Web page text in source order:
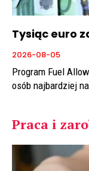
Tysiąc euro
2026-08-05
Program Fuel
osób najbardziej
Praca i